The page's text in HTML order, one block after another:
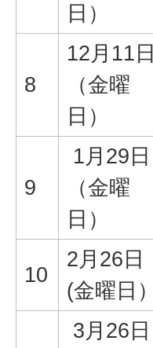
日）
8
12月11日
（金曜
日）
9
1月29日
（金曜
日）
10
2月26日
(金曜日）
3月26日